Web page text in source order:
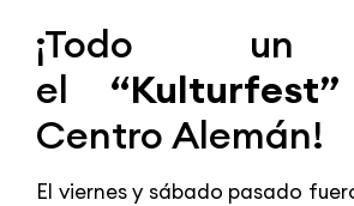
¡Todo un
el “Kulturfest”
Centro Alemán!
El viernes y sábado pasado